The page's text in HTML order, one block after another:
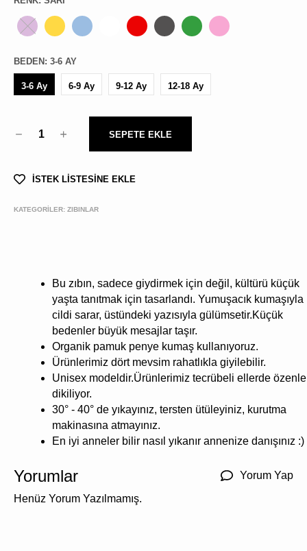
BEDEN : 3-6 AY
3-6 Ay 6-9 Ay 9-12 Ay 12-18 Ay
1 SEPETE EKLE
İSTEK LİSTESİNE EKLE
KATEGORİLER: ZIBINLAR
Bu zıbın, sadece giydirmek için değil, kültürü küçük
yaşta tanıtmak için tasarlandı. Yumuşacık kumaşıyla
cildi sarar, üstündeki yazısıyla gülümsetir.Küçük
bedenler büyük mesajlar taşır.
Organik pamuk penye kumaş kullanıyoruz.
Ürünlerimiz dört mevsim rahatlıkla giyilebilir.
Unisex modeldir.Ürünlerimiz tecrübeli ellerde özenle
dikiliyor.
30° - 40° de yıkayınız, tersten ütüleyiniz, kurutma
makinasına atmayınız.
En iyi anneler bilir nasıl yıkanır annenize danışınız :)
Yorumlar
Yorum Yap
Henüz Yorum Yazılmamış.